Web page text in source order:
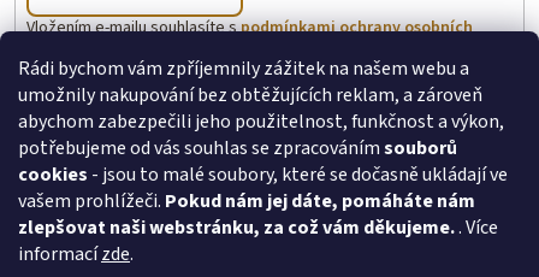
Rádi bychom vám zpříjemnily zážitek na našem webu a
umožnily nakupování bez obtěžujících reklam, a zároveň
abychom zabezpečili jeho použitelnost, funkčnost a výkon,
potřebujeme od vás souhlas se zpracovánímsouborů
cookies - jsou to malé soubory, které se dočasně ukládají ve
vašem prohlížeči. Pokud nám jej dáte, pomáháte nám
zlepšovat naši webstránku, za což vám děkujeme.. Více
informacízde.
Vložením e-mailu souhlasíte spodmínkami ochrany osobních
PŘIHLÁSIT SE
toysforkids.cz Ochrana osobních údajů